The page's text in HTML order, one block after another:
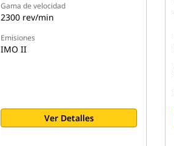
Gama de velocidad
2300 rev/min
Emisiones
IMO II
Ver Detalles